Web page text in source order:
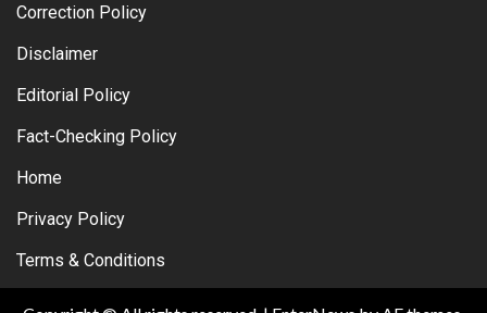
Correction Policy
Disclaimer
Editorial Policy
Fact-Checking Policy
Home
Privacy Policy
Terms & Conditions